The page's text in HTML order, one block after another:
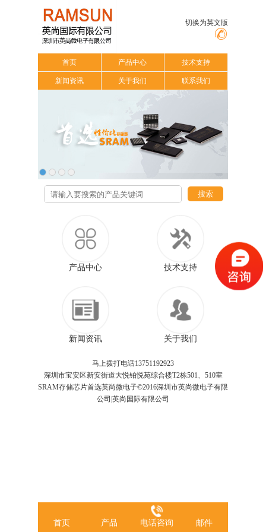
切换为英文版
首页 产品中心 技术支持
新闻资讯 关于我们 联系我们
搜索
产品中心 技术支持
新闻资讯 关于我们
马上拨打电话13751192923
深圳市宝安区新安街道大悦铂悦苑综合楼T2栋501、510室
SRAM存储芯片首选英尚微电子©2016深圳市英尚微电子有限
公司|英尚国际有限公司
首页 产品 电话咨询 邮件